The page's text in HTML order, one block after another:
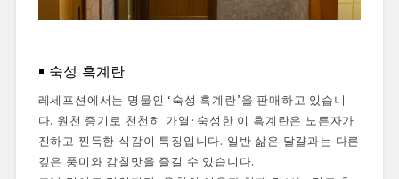
숙성 흑계란
레세프션에서는 명물인 ‘숙성 흑계란’을 판매하고 있습니
다. 원천 증기로 천천히 가열·숙성한 이 흑계란은 노른자가
진하고 찐득한 식감이 특징입니다. 일반 삶은 달걀과는 다른
깊은 풍미와 감칠맛을 즐길 수 있습니다.